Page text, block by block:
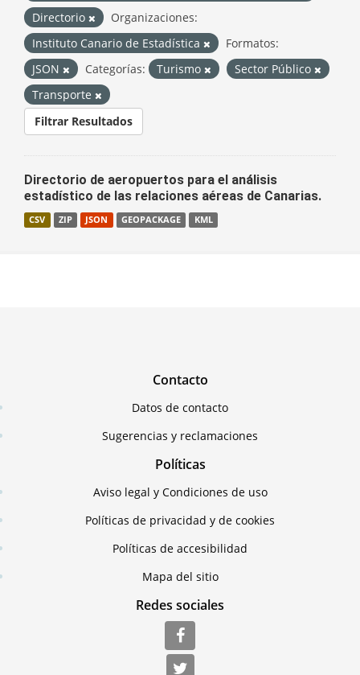
Directorio
Organizaciones:
Instituto Canario de Estadística
Formatos:
JSON
Categorías: Turismo
Sector Público
Transporte
Filtrar Resultados
Directorio de aeropuertos para el análisis
estadístico de las relaciones aéreas de Canarias.
CSV ZIP JSON GEOPACKAGE KML
Contacto
Datos de contacto
Sugerencias y reclamaciones
Políticas
Aviso legal y Condiciones de uso
Políticas de privacidad y de cookies
Políticas de accesibilidad
Mapa del sitio
Redes sociales